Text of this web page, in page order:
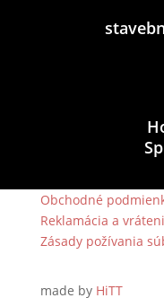
Obchodné
Reklamácia a
Zásady požívania
made by HiTT